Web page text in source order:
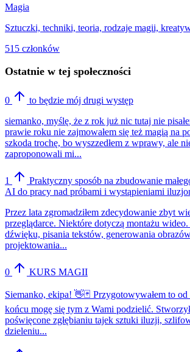
Magia
Sztuczki, techniki, teoria, rodzaje magii,
515 członków
Ostatnie w tej społeczności
0
to będzie mój drugi występ
siemanko, myślę, że z rok już nic tutaj nie
prawie roku nie zajmowałem się też magią na
szkoda trochę, bo wyszzedłem z wprawy, ale
zaproponowali mi...
1
Praktyczny sposób na zbudowanie
AI do pracy nad próbami i wystąpieniami
Przez lata zgromadziłem zdecydowanie zbyt
przeglądarce. Niektóre dotyczą montażu
dźwięku, pisania tekstów, generowania
projektowania...
0 KURS MAGII
Siemanko, ekipa! 👋🃏 Przygotowywałem to od
końcu mogę się tym z Wami podzielić.
poświęcone zgłębianiu tajek sztuki iluzji,
dzieleniu...